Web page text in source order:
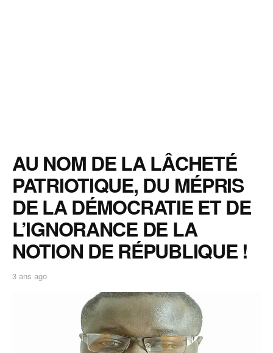
AU NOM DE LA LÂCHETÉ
PATRIOTIQUE, DU MÉPRIS
DE LA DÉMOCRATIE ET DE
L’IGNORANCE DE LA
NOTION DE RÉPUBLIQUE !
3 ans ago